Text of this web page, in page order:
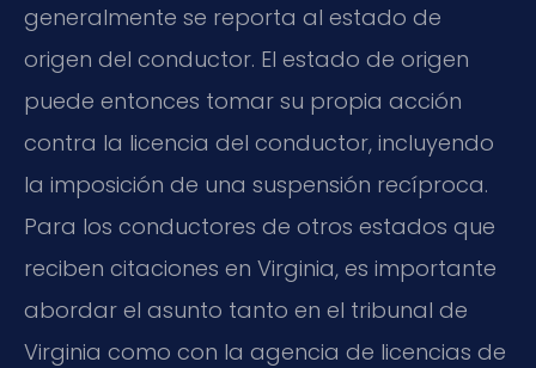
generalmente se reporta al estado de
origen del conductor. El estado de origen
puede entonces tomar su propia acción
contra la licencia del conductor, incluyendo
la imposición de una suspensión recíproca.
Para los conductores de otros estados que
reciben citaciones en Virginia, es importante
abordar el asunto tanto en el tribunal de
Virginia como con la agencia de licencias de